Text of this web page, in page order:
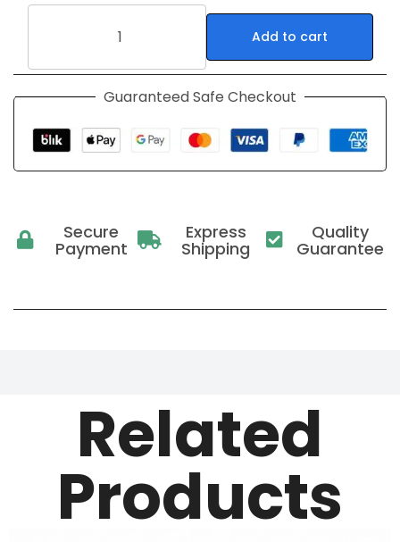
Add to cart
Guaranteed Safe Checkout
Secure
Payment
Express
Shipping
Quality
Guarantee
Related
Products